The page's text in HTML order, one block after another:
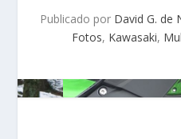
Publicado por David G. de
Fotos, Kawasaki,